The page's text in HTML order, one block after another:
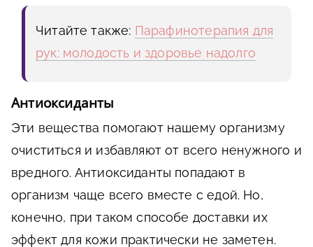
Читайте также: Парафинотерапия для
рук: молодость и здоровье надолго
Антиоксиданты
Эти вещества помогают нашему организму
очиститься и избавляют от всего ненужного и
вредного. Антиоксиданты попадают в
организм чаще всего вместе с едой. Но,
конечно, при таком способе доставки их
эффект для кожи практически не заметен.